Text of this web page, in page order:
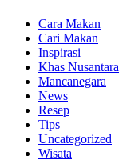
Cara Makan
Cari Makan
Inspirasi
Khas Nusantara
Mancanegara
News
Resep
Tips
Uncategorized
Wisata